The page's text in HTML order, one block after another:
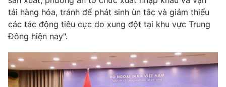
tải hàng hóa, tránh để phát sinh ùn tắc và giảm thiểu
các tác động tiêu cực do xung đột tại khu vực Trung
Đông hiện nay".